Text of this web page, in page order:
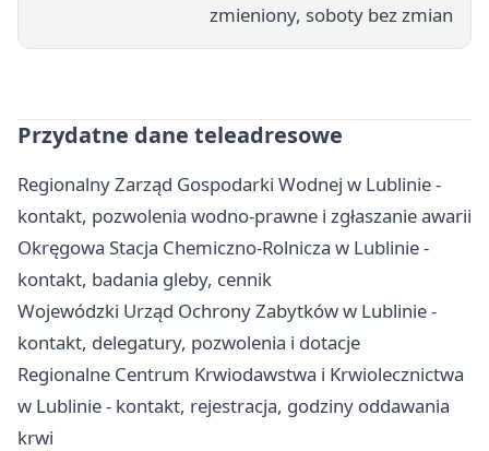
zmieniony, soboty bez zmian
Przydatne dane teleadresowe
Regionalny Zarząd Gospodarki Wodnej w Lublinie -
kontakt, pozwolenia wodno-prawne i zgłaszanie awarii
Okręgowa Stacja Chemiczno-Rolnicza w Lublinie -
kontakt, badania gleby, cennik
Wojewódzki Urząd Ochrony Zabytków w Lublinie -
kontakt, delegatury, pozwolenia i dotacje
Regionalne Centrum Krwiodawstwa i Krwiolecznictwa
w Lublinie - kontakt, rejestracja, godziny oddawania
krwi